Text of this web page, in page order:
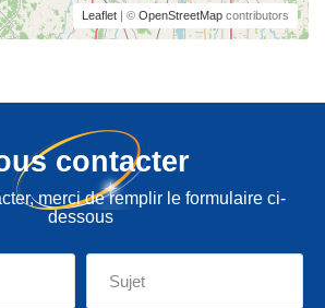
Leaflet | © OpenStreetMap contributors
contacter
merci de remplir le formulaire ci-
dessous